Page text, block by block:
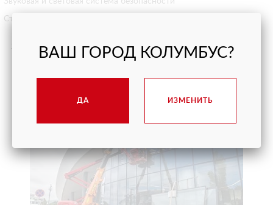
Страховочные стропы
15.07.2019ВАШ ГОРОД КОЛУМБУС?
ДА ИЗМЕНИТЬ